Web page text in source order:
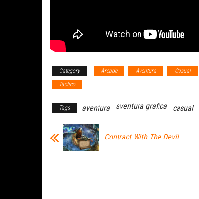
Category Arcade Aventura Casual
Tactico
Tags aventura aventura grafica casual
Contract With The Devil